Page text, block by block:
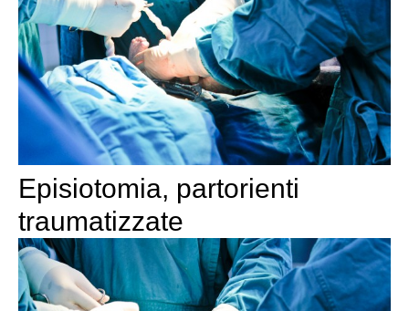
Episiotomia, partorienti
traumatizzate